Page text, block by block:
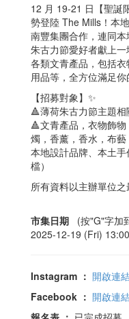
12 月 19-21 日【聖誕
勢登陸 The Mills！本
南豐集團合作，連同
朱古力節愛好者獻上
各類文青產品，包括
用品等，全方位滿足
【招募對象】✨
🔺薄荷朱古力節主題相
🔺文青產品，衣物飾
燭，香薰，香水，布
本地設計品牌、本土
檔）
所有資料以主辦單位之
市集日期
(按"G"字加
2025-12-19 (Fri)
Instagram ： 開啟連
Facebook ： 開啟連